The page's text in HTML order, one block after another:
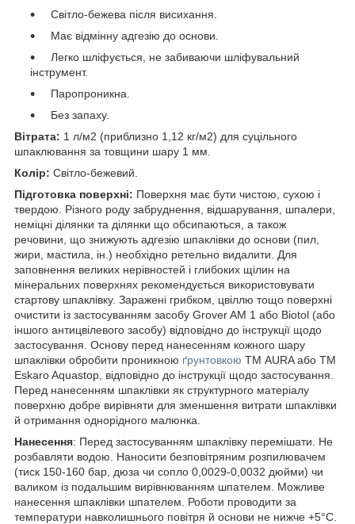
Світло-бежева після висихання.
Має відмінну адгезію до основи.
Легко шліфується, не забиваючи шліфувальний
інструмент.
Паропроникна.
Без запаху.
Вітрата: 1 л/м2 (приблизно 1,12 кг/м2) для суцільного
шпаклювання за товщини шару 1 мм.
Колір: Світло-бежевий.
Підготовка поверхні: Поверхня має бути чистою, сухою і
твердою. Різного роду забруднення, відшарування, шпалери,
неміцні ділянки та ділянки що обсипаються, а також
речовини, що знижують адгезію шпаклівки до основи (пил,
жири, мастила, ін.) необхідно ретельно видалити. Для
заповнення великих нерівностей і глибоких щілин на
мінеральних поверхнях рекомендується використовувати
стартову шпаклівку. Заражені грибком, цвіллю тощо поверхні
очистити із застосуванням засобу Grover AM 1 або Biotol (або
іншого антицвілевого засобу) відповідно до інструкції щодо
застосування. Основу перед нанесенням кожного шару
шпаклівки обробити проникною ґрунтовкою ТМ AURA або ТМ
Eskaro Aquastop, відповідно до інструкції щодо застосування.
Перед нанесенням шпаклівки як структурного матеріалу
поверхню добре вирівняти для зменшення витрати шпаклівки
й отримання однорідного малюнка.
Нанесення: Перед застосуванням шпаклівку перемішати. Не
розбавляти водою. Наносити безповітряним розпилювачем
(тиск 150-160 бар, дюза чи сопло 0,0029-0,0032 дюйми) чи
валиком із подальшим вирівнюванням шпателем. Можливе
нанесення шпаклівки шпателем. Роботи проводити за
температури навколишнього повітря й основи не нижче +5°С.